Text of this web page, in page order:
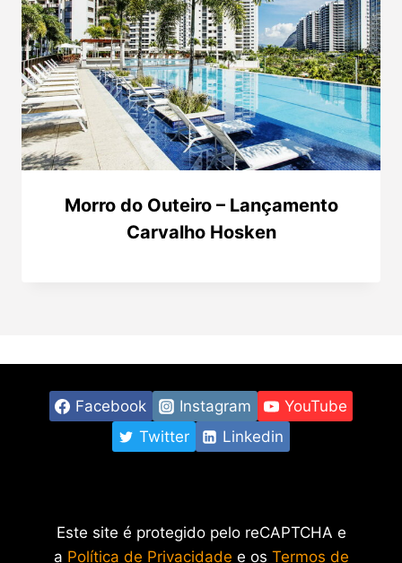
Morro do Outeiro – Lançamento
Carvalho Hosken
Facebook Instagram
YouTube
Twitter
Linkedin
Este site é protegido pelo reCAPTCHA e
a Política de Privacidade e os Termos de